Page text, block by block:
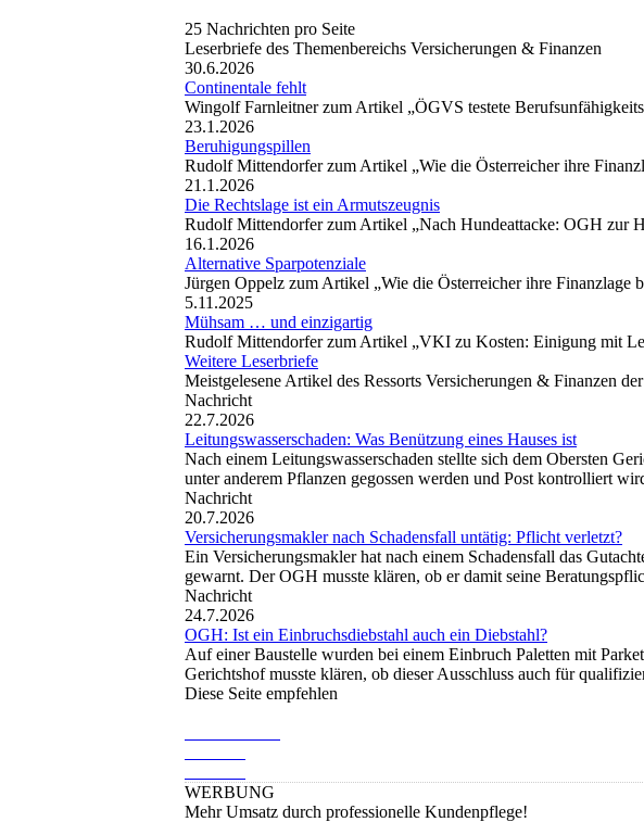
25 Nachrichten pro Seite
Leserbriefe des Themenbereichs Versicherungen & Finanzen
30.6.2026
Continentale fehlt
Wingolf Farnleitner zum Artikel „ÖGVS testete
23.1.2026
Beruhigungspillen
Rudolf Mittendorfer zum Artikel „Wie die Österreicher ihre
21.1.2026
Die Rechtslage ist ein Armutszeugnis
Rudolf Mittendorfer zum Artikel „Nach Hundeattacke: OGH zur
16.1.2026
Alternative Sparpotenziale
Jürgen Oppelz zum Artikel „Wie die Österreicher ihre Finanzlage
5.11.2025
Mühsam … und einzigartig
Rudolf Mittendorfer zum Artikel „VKI zu Kosten: Einigung mit
Weitere Leserbriefe
Meistgelesene Artikel des Ressorts Versicherungen & Finanzen
Nachricht
22.7.2026
Leitungswasserschaden: Was Benützung eines Hauses ist
Nach einem Leitungswasserschaden stellte sich dem Obersten
unter anderem Pflanzen gegossen werden und Post kontrolliert
Nachricht
20.7.2026
Versicherungsmakler nach Schadensfall untätig: Pflicht verletzt?
Ein Versicherungsmakler hat nach einem Schadensfall das
gewarnt. Der OGH musste klären, ob er damit seine
Nachricht
24.7.2026
OGH: Ist ein Einbruchsdiebstahl auch ein Diebstahl?
Auf einer Baustelle wurden bei einem Einbruch Paletten mit
Gerichtshof musste klären, ob dieser Ausschluss auch für
Diese Seite empfehlen
WERBUNG
Mehr Umsatz durch professionelle Kundenpflege!